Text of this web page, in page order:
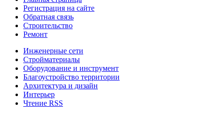
Регистрация на сайте
Обратная связь
Строительство
Ремонт
Инженерные сети
Стройматериалы
Оборудование и инструмент
Благоустройство территории
Архитектура и дизайн
Интерьер
Чтение RSS